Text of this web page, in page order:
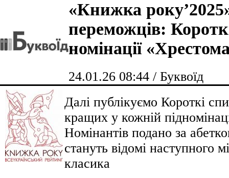
«Книжка
переможців:
номінації
24.01.26 08:44 / Буквоїд
Далі публікуємо Короткі
кращих у кожній
Номінантів подано за
стануть відомі наступного
класика